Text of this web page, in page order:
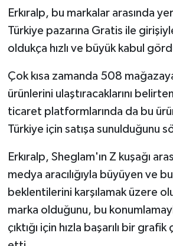
Erkıralp, bu markalar arasında
Türkiye pazarına Gratis ile
oldukça hızlı ve büyük kabul
Çok kısa zamanda 508
ürünlerini ulaştıracaklarını
ticaret platformlarında da bu
Türkiye için satışa sunulduğunu
Erkıralp, Sheglam'ın Z kuşağı
medya aracılığıyla büyüyen ve
beklentilerini karşılamak üzere
marka olduğunu, bu
çıktığı için hızla başarılı bir